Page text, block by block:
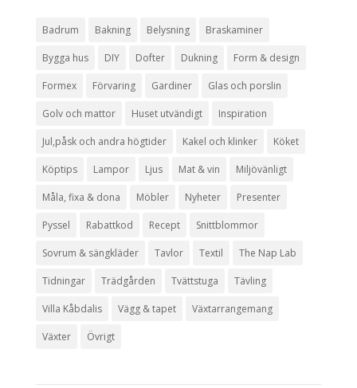
Badrum Bakning Belysning Braskaminer
Bygga hus DIY Dofter Dukning Form & design
Formex Förvaring Gardiner Glas och porslin
Golv och mattor Huset utvändigt Inspiration
Jul,påsk och andra högtider Kakel och klinker Köket
Köptips Lampor Ljus Mat & vin Miljövänligt
Måla, fixa & dona Möbler Nyheter Presenter
Pyssel Rabattkod Recept Snittblommor
Sovrum & sängkläder Tavlor Textil The Nap Lab
Tidningar Trädgården Tvättstuga Tävling
Villa Kåbdalis Vägg & tapet Växtarrangemang
Växter Övrigt